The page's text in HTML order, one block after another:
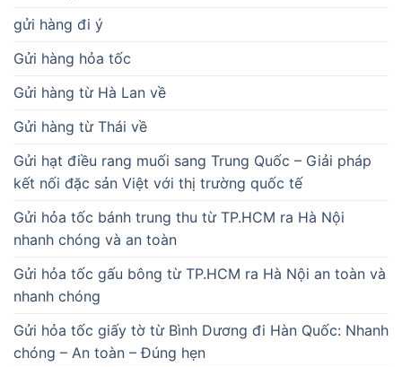
gửi hàng đi ý
Gửi hàng hỏa tốc
Gửi hàng từ Hà Lan về
Gửi hàng từ Thái về
Gửi hạt điều rang muối sang Trung Quốc – Giải pháp
kết nối đặc sản Việt với thị trường quốc tế
Gửi hỏa tốc bánh trung thu từ TP.HCM ra Hà Nội
nhanh chóng và an toàn
Gửi hỏa tốc gấu bông từ TP.HCM ra Hà Nội an toàn và
nhanh chóng
Gửi hỏa tốc giấy tờ từ Bình Dương đi Hàn Quốc: Nhanh
chóng – An toàn – Đúng hẹn